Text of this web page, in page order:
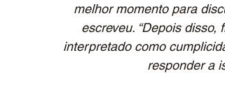
melhor momento para
escreveu. “Depois
interpretado como
responder a